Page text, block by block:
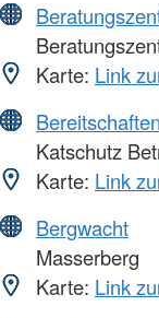
Karte: Link
Katschutz
Karte: Link
Bergwacht
Masserberg
Karte: Link